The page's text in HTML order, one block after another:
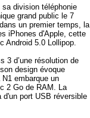
division téléphonie
grand public le 7
un premier temps, la
iPhones d'Apple, cette
Android 5.0 Lollipop.
3 d’une résolution de
design évoque
embarque un
2 Go de RAM. La
port USB réversible